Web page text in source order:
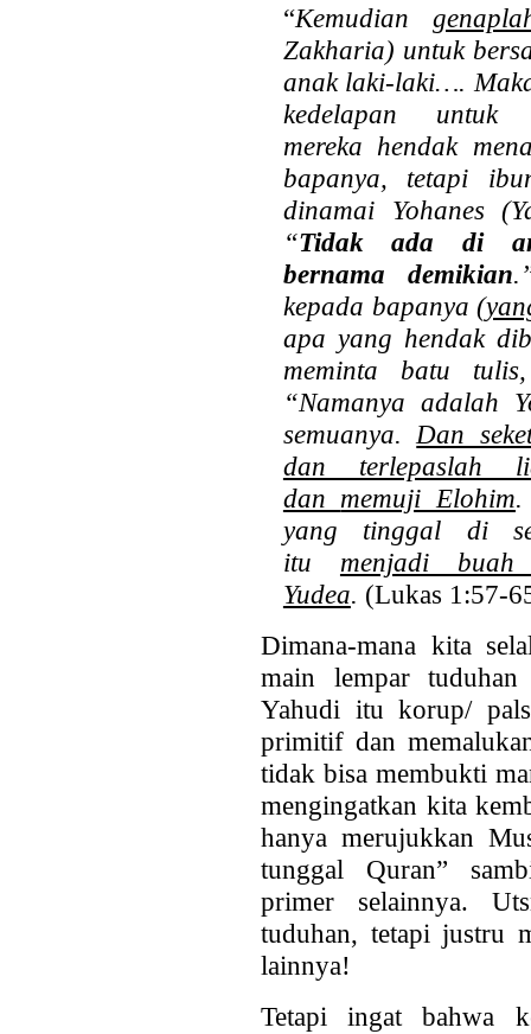
“Kemudian
Zakharia) untuk
anak laki-laki….
kedelapan
mereka hendak
bapanya, tetapi
dinamai Yohanes
“Tidak ada di
bernama demikian
kepada bapanya (
apa yang hendak
meminta batu
“Namanya adalah
semuanya. Dan
dan terlepaslah
dan memuji Elohim.
yang tinggal di
itu menjadi
Yudea. (Lukas 1:57-
Dimana-mana kita
main lempar
Yahudi itu korup/
primitif dan
tidak bisa membukti
mengingatkan kita
hanya merujukkan
tunggal Quran”
primer selainnya.
tuduhan, tetapi justru
lainnya!
Tetapi ingat bahwa